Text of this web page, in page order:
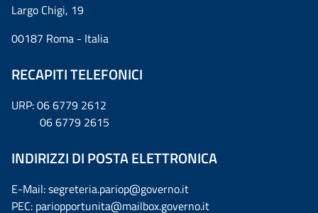
Largo Chigi, 19
00187 Roma - Italia
RECAPITI TELEFONICI
URP: 06 6779 2612
06 6779 2615
INDIRIZZI DI POSTA ELETTRONICA
E-Mail: segreteria.pariop@governo.it
PEC: pariopportunita@mailbox.governo.it